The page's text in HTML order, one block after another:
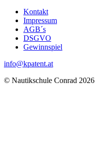
Kontakt
Impressum
AGB´s
DSGVO
Gewinnspiel
info@kpatent.at
© Nautikschule Conrad 2026